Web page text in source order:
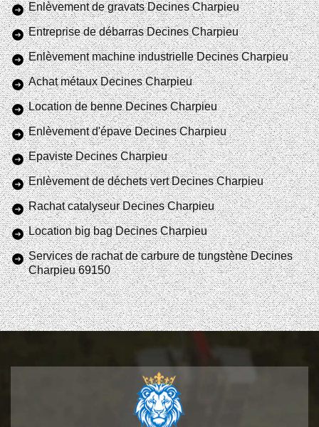
Enlèvement de gravats Decines Charpieu
Entreprise de débarras Decines Charpieu
Enlèvement machine industrielle Decines Charpieu
Achat métaux Decines Charpieu
Location de benne Decines Charpieu
Enlèvement d'épave Decines Charpieu
Epaviste Decines Charpieu
Enlèvement de déchets vert Decines Charpieu
Rachat catalyseur Decines Charpieu
Location big bag Decines Charpieu
Services de rachat de carbure de tungstène Decines
Charpieu 69150